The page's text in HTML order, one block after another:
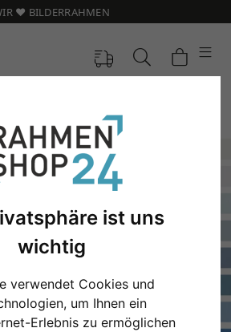
ist uns
wichtig
verwendet Cookies und
um Ihnen ein
Erlebnis zu ermöglichen
❤️ BILDERRAHMEN